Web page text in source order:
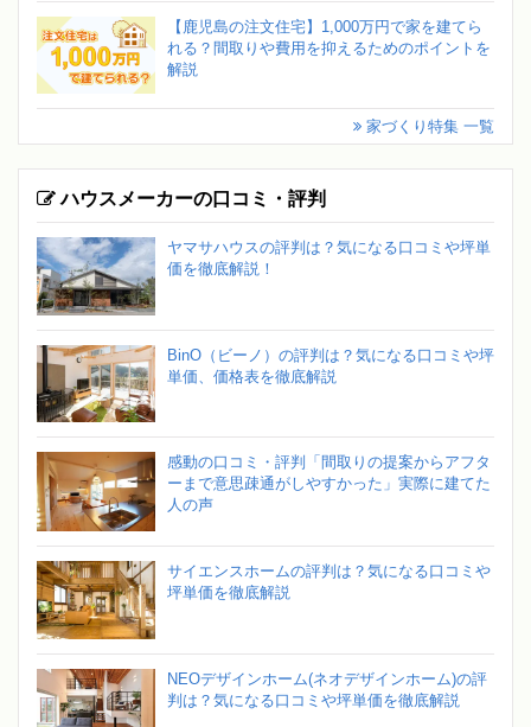
【鹿児島の注文住宅】1,000万円で家を建てら
れる？間取りや費用を抑えるためのポイントを
解説
家づくり特集 一覧
ハウスメーカーの口コミ・評判
ヤマサハウスの評判は？気になる口コミや坪単
価を徹底解説！
BinO（ビーノ）の評判は？気になる口コミや坪
単価、価格表を徹底解説
感動の口コミ・評判「間取りの提案からアフタ
ーまで意思疎通がしやすかった」実際に建てた
人の声
サイエンスホームの評判は？気になる口コミや
坪単価を徹底解説
NEOデザインホーム(ネオデザインホーム)の評
判は？気になる口コミや坪単価を徹底解説